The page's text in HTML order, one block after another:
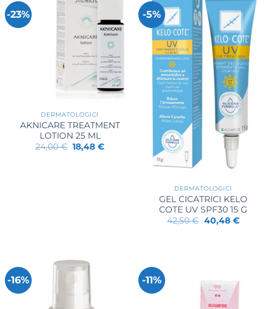
-23%
DERMATOLOGICI
AKNICARE TREATMENT
LOTION 25 ML
24,00€ Il
prezzo
18,48€Il
-5%
DERMATOLOGICI
GEL CICATRICI KELO
COTE UV SPF30 15 G
42,50€ Il
prezzo
40,48 €Il
-16% -11%